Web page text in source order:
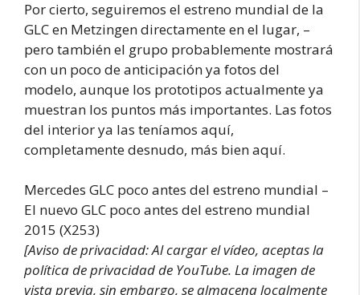
Por cierto, seguiremos el estreno mundial de la
GLC en Metzingen directamente en el lugar, –
pero también el grupo probablemente mostrará
con un poco de anticipación ya fotos del
modelo, aunque los prototipos actualmente ya
muestran los puntos más importantes. Las fotos
del interior ya las teníamos aquí,
completamente desnudo, más bien aquí.
Mercedes GLC poco antes del estreno mundial –
El nuevo GLC poco antes del estreno mundial
2015 (X253)
[Aviso de privacidad: Al cargar el vídeo, aceptas la
política de privacidad de YouTube. La imagen de
vista previa, sin embargo, se almacena localmente